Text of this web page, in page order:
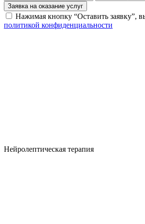
Заявка на оказание услуг
Нажимая кнопку “Оставить заявку”,
политикой конфиденциальности
Нейролептическая терапия